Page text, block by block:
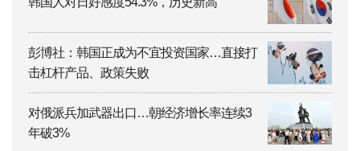
彭博社：韩国正成为不宜投资国家…直接打
击杠杆产品、政策失败
对俄派兵加武器出口…朝经济增长率连续3
年破3%